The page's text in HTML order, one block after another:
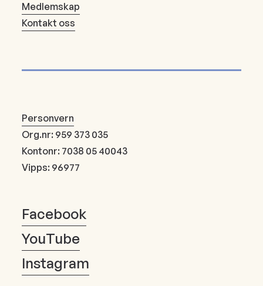
Medlemskap
Kontakt oss
Personvern
Org.nr: 959 373 035
Kontonr: 7038 05 40043
Vipps: 96977
Facebook
YouTube
Instagram